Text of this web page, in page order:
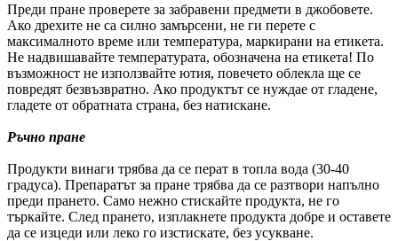
Преди пране проверете за забравени предмети в джобовете.
Ако дрехите не са силно замърсени, не ги перете с
максималното време или температура, маркирани на етикета.
Не надвишавайте температурата, обозначена на етикета! По
възможност не използвайте ютия, повечето облекла ще се
повредят безвъзвратно. Ако продуктът се нуждае от гладене,
гладете от обратната страна, без натискане.
Ръчно пране
Продукти винаги трябва да се перат в топла вода (30-40
градуса). Препаратът за пране трябва да се разтвори напълно
преди прането. Само нежно стискайте продукта, не го
търкайте. След прането, изплакнете продукта добре и оставете
да се изцеди или леко го изстискате, без усукване.